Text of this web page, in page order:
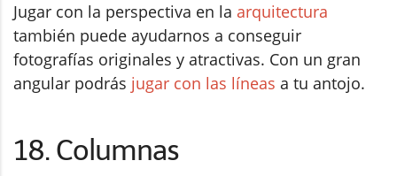
Jugar con la perspectiva en la arquitectura
también puede ayudarnos a conseguir
fotografías originales y atractivas. Con un gran
angular podrás jugar con las líneas a tu antojo.
18. Columnas